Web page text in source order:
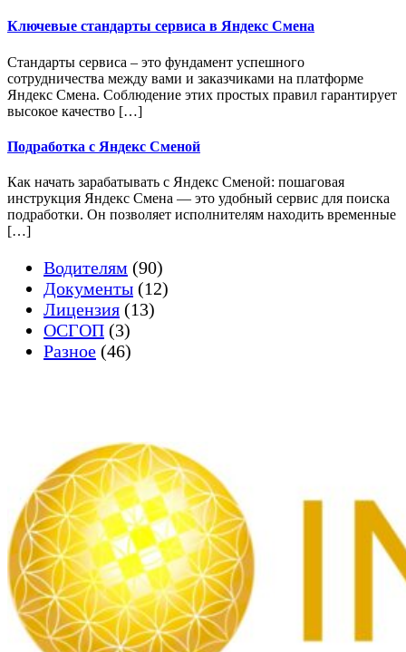
Ключевые стандарты сервиса в Яндекс Смена
Стандарты сервиса – это фундамент успешного
сотрудничества между вами и заказчиками на платформе
Яндекс Смена. Соблюдение этих простых правил гарантирует
высокое качество […]
Подработка с Яндекс Сменой
Как начать зарабатывать с Яндекс Сменой: пошаговая
инструкция Яндекс Смена — это удобный сервис для поиска
подработки. Он позволяет исполнителям находить временные
[…]
Водителям (90)
Документы (12)
Лицензия (13)
ОСГОП (3)
Разное (46)